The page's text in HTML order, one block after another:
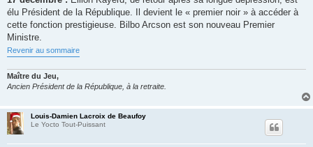
élu Président de la République. Il devient le « premier noir » à accéder à
cette fonction prestigieuse. Bilbo Arcson est son nouveau Premier
Ministre.
Revenir au sommaire
Maître du Jeu,
Ancien Président de la République, à la retraite.
Louis-Damien Lacroix de Beaufoy
Le Yocto Tout-Puissant